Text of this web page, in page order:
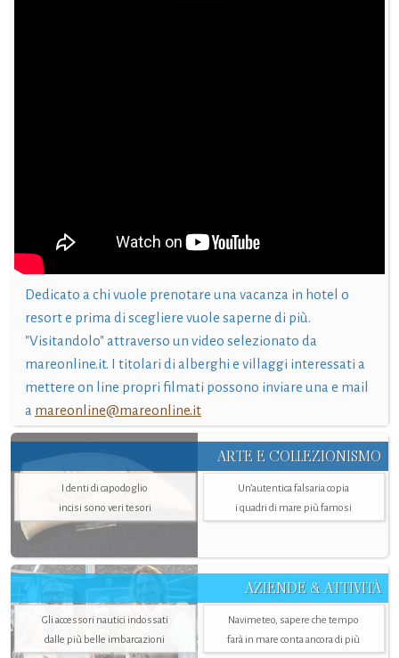
Dedicato a chi vuole prenotare una vacanza in hotel o
resort e prima di scegliere vuole saperne di più.
"Visitandolo" attraverso un video selezionato da
mareonline.it. I titolari di alberghi e villaggi interessati a
mettere on line propri filmati possono inviare una e mail
a mareonline@mareonline.it
ARTE E COLLEZIONISMO
I denti di capodoglio
incisi sono veri tesori
Un’autentica falsaria copia
i quadri di mare più famosi
AZIENDE & ATTIVITÀ
Gli accessori nautici indossati
dalle più belle imbarcazioni
Navimeteo, sapere che tempo
farà in mare conta ancora di più